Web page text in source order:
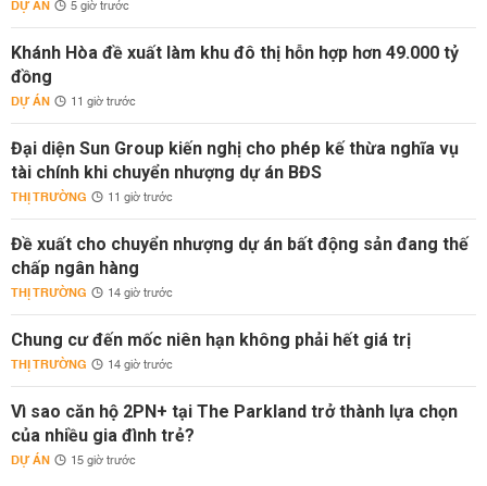
DỰ ÁN 5 giờ trước
Khánh Hòa đề xuất làm khu đô thị hỗn hợp hơn 49.000 tỷ
đồng
DỰ ÁN 11 giờ trước
Đại diện Sun Group kiến nghị cho phép kế thừa nghĩa vụ
tài chính khi chuyển nhượng dự án BĐS
THỊ TRƯỜNG 11 giờ trước
Đề xuất cho chuyển nhượng dự án bất động sản đang thế
chấp ngân hàng
THỊ TRƯỜNG 14 giờ trước
Chung cư đến mốc niên hạn không phải hết giá trị
THỊ TRƯỜNG 14 giờ trước
Vì sao căn hộ 2PN+ tại The Parkland trở thành lựa chọn
của nhiều gia đình trẻ?
DỰ ÁN 15 giờ trước